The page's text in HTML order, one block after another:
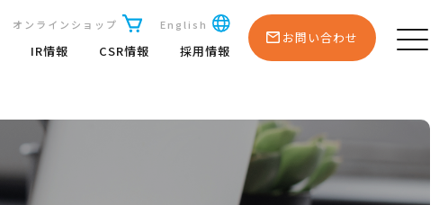
オンラインショップ English
IR情報 CSR情報 採用情報
お問い合わせ